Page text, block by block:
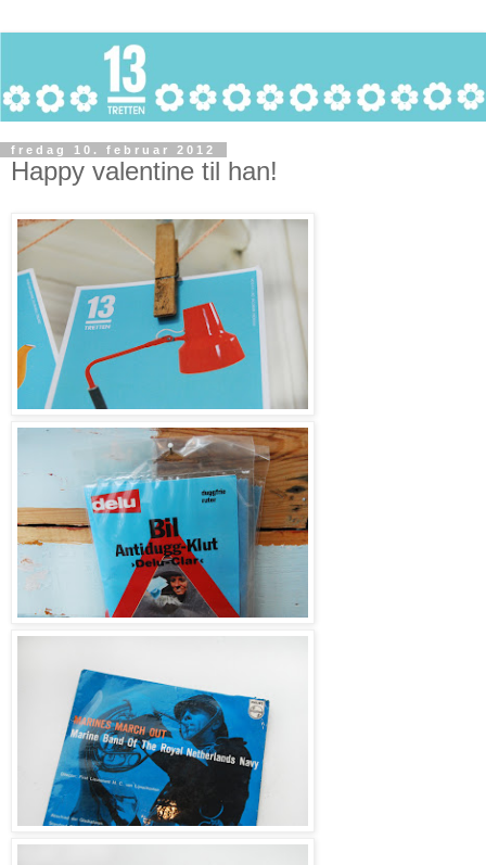
fredag 10. februar 2012
Happy valentine til han!